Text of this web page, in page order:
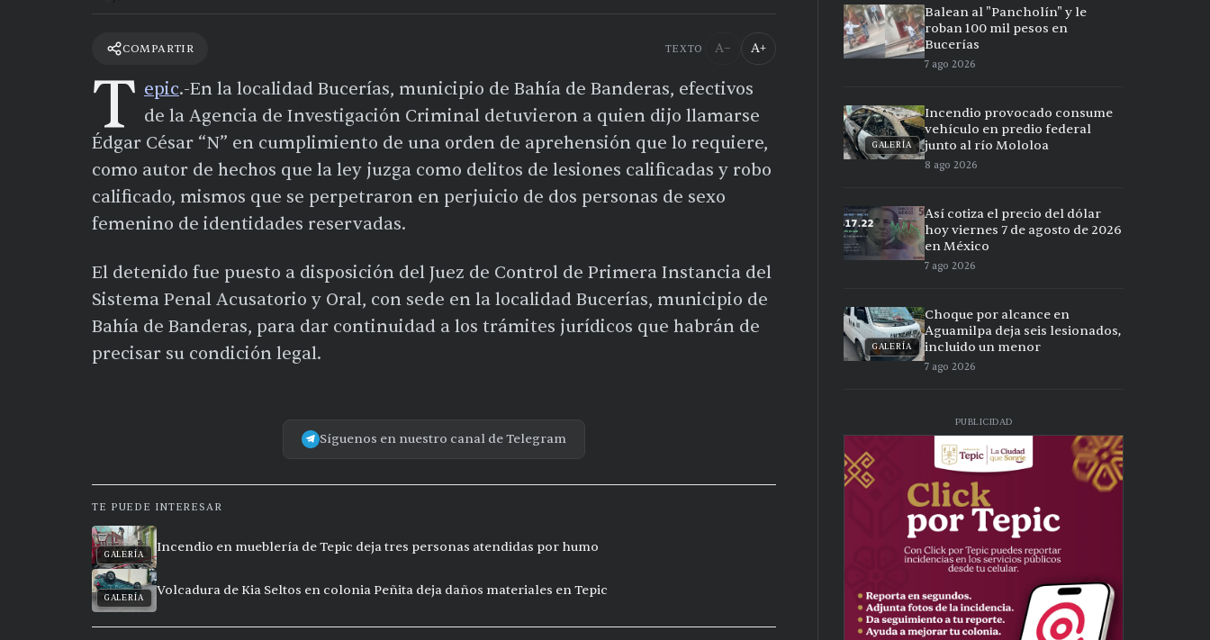
COMPARTIR TEXTO A− A+
T epic.-En la localidad Bucerías, municipio de Bahía de Banderas, efectivos
de la Agencia de Investigación Criminal detuvieron a quien dijo llamarse
Édgar César “N” en cumplimiento de una orden de aprehensión que lo requiere,
como autor de hechos que la ley juzga como delitos de lesiones calificadas y robo
calificado, mismos que se perpetraron en perjuicio de dos personas de sexo
femenino de identidades reservadas.
El detenido fue puesto a disposición del Juez de Control de Primera Instancia del
Sistema Penal Acusatorio y Oral, con sede en la localidad Bucerías, municipio de
Bahía de Banderas, para dar continuidad a los trámites jurídicos que habrán de
precisar su condición legal.
Síguenos en nuestro canal de Telegram
TE PUEDE INTERESAR
GALERÍA Incendio en mueblería de Tepic deja tres personas atendidas por humo
GALERÍA Volcadura de Kia Seltos en colonia Peñita deja daños materiales en Tepic
Balean al "Pancholín" y le
roban 100 mil pesos en
Bucerías
7 ago 2026
GALERÍA
Incendio provocado consume
vehículo en predio federal
junto al río Mololoa
8 ago 2026
Así cotiza el precio del dólar
hoy viernes 7 de agosto de 2026
en México
7 ago 2026
GALERÍA
Choque por alcance en
Aguamilpa deja seis lesionados,
incluido un menor
7 ago 2026
PUBLICIDAD